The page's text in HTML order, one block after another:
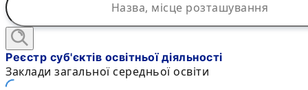
Реєстр суб'єктів освітньої діяльності
Заклади загальної середньої освіти